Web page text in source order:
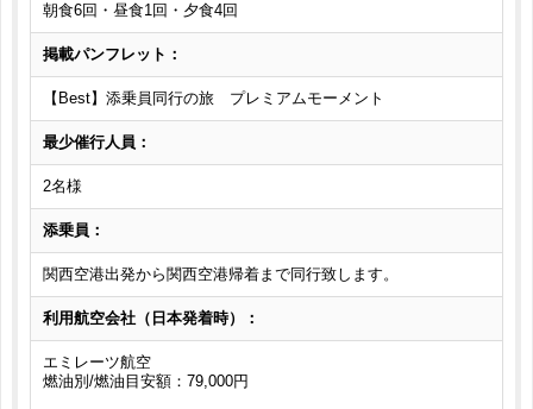
朝食6回・昼食1回・夕食4回
掲載パンフレット：
【Best】添乗員同行の旅 プレミアムモーメント
最少催行人員：
2名様
添乗員：
関西空港出発から関西空港帰着まで同行致します。
利用航空会社（日本発着時）：
エミレーツ航空
燃油別/燃油目安額：79,000円